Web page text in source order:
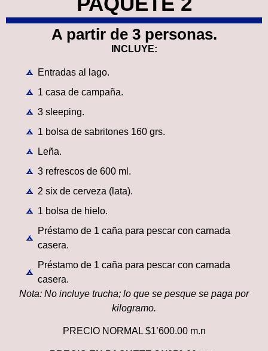
A partir de 3 personas.
INCLUYE:
Entradas al lago.
1 casa de campaña.
3 sleeping.
1 bolsa de sabritones 160 grs.
Leña.
3 refrescos de 600 ml.
2 six de cerveza (lata).
1 bolsa de hielo.
Préstamo de 1 caña para pescar con carnada
casera.
Préstamo de 1 caña para pescar con carnada
casera.
Nota: No incluye trucha; lo que se pesque se paga por
kilogramo.
PRECIO NORMAL $1’600.00 m.n